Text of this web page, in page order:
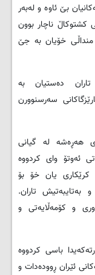
بێ ئاوە و لەبەر
کشتوکاڵ ناچار بوون
خۆیان بە جێ
دەستیان بە
سەرسنوورن
هەڕەشە لە گیانی
ئەوتۆ وای کردووە
کرێکاری یان خۆ بۆ
بەتایبەتیش تاران.
و کۆمەڵایەتی و
باسی کردووە
ئێران ڕوودەدات و